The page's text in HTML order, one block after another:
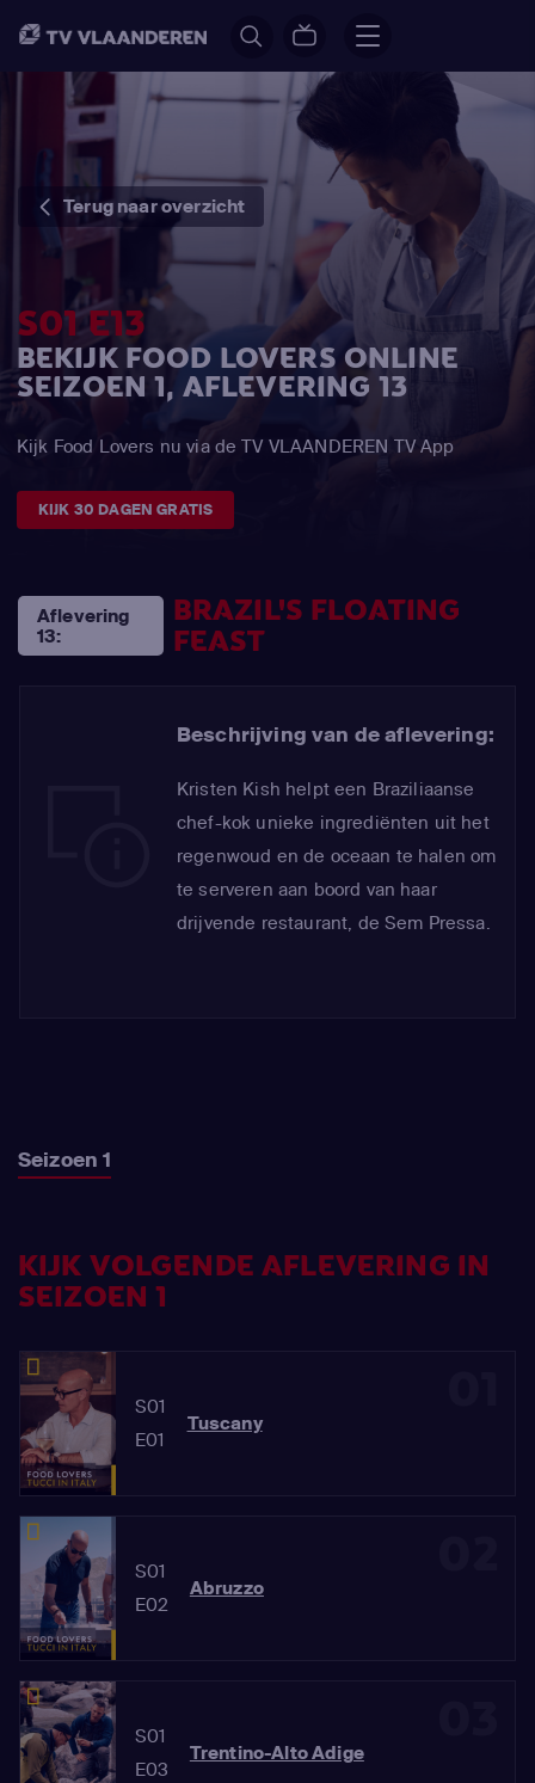
Terug naar overzicht
S01 E13
BEKIJK FOOD LOVERS ONLINE
SEIZOEN 1, AFLEVERING 13
Kijk Food Lovers nu via de TV VLAANDEREN TV App
KIJK 30 DAGEN GRATIS
Aflevering
13:
BRAZIL'S FLOATING
FEAST
Beschrijving van de aflevering:
Kristen Kish helpt een Braziliaanse
chef-kok unieke ingrediënten uit het
regenwoud en de oceaan te halen om
te serveren aan boord van haar
drijvende restaurant, de Sem Pressa.
Seizoen 1
KIJK VOLGENDE AFLEVERING IN
SEIZOEN 1
S01
E01
Tuscany
S01
E02
Abruzzo
S01
E03
Trentino-Alto Adige